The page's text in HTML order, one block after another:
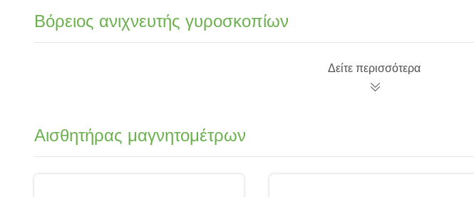
Βόρειος ανιχνευτής γυροσκοπίων
Δείτε περισσότερα
Αισθητήρας μαγνητομέτρων